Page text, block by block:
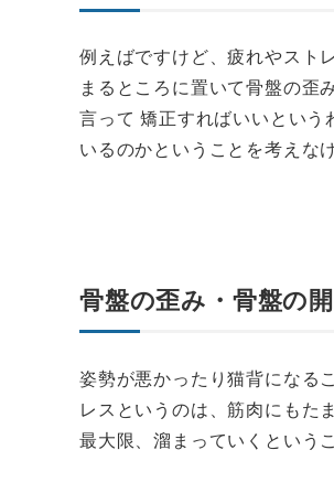
例えばですけど、疲れやスト
まるところに置いて骨盤の歪
言って 矯正すればいいとい
いるのかということを考えな
骨盤の歪み・骨盤の
姿勢が悪かったり猫背になる
レスというのは、筋肉にもた
最大限、溜まっていくという